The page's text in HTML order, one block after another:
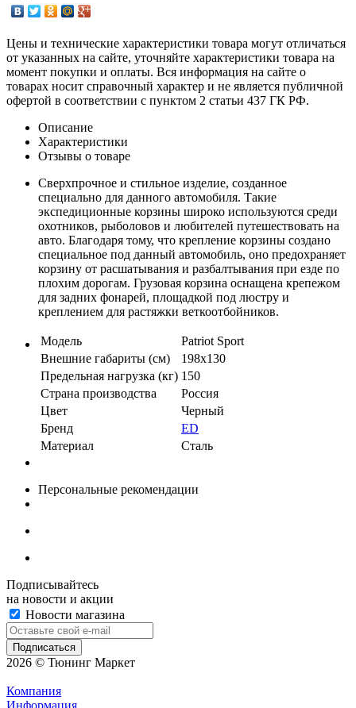
Цены и технические характеристики товара могут отличаться
от указанных на сайте, уточняйте характеристики товара на
момент покупки и оплаты. Вся информация на сайте о
товарах носит справочный характер и не является публичной
офертой в соответствии с пунктом 2 статьи 437 ГК РФ.
Описание
Характеристики
Отзывы о товаре
Сверхпрочное и стильное изделие, созданное
специально для данного автомобиля. Такие
экспедиционные корзины широко используются среди
охотников, рыболовов и любителей путешествовать на
авто. Благодаря тому, что крепление корзины создано
специальное под данный автомобиль, оно предохраняет
корзину от расшатывания и разбалтывания при езде по
плохим дорогам. Грузовая корзина оснащена крепежом
для задних фонарей, площадкой под люстру и
креплением для растяжки веткоотбойников.
Модель
Patriot Sport
Внешние габариты (см)
198х130
Предельная нагрузка (кг) 150
Страна производства
Россия
Цвет
Черный
Бренд
ED
Материал
Сталь
Персональные рекомендации
Подписывайтесь
на новости и акции
Новости магазина
2026 © Тюнинг Маркет
Компания
Информация